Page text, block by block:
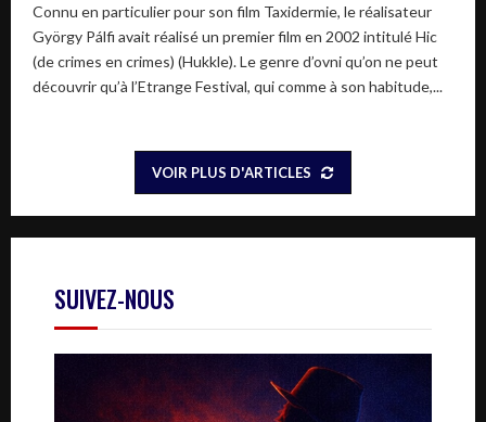
Connu en particulier pour son film Taxidermie, le réalisateur
György Pálfi avait réalisé un premier film en 2002 intitulé Hic
(de crimes en crimes) (Hukkle). Le genre d’ovni qu’on ne peut
découvrir qu’à l’Etrange Festival, qui comme à son habitude,...
VOIR PLUS D'ARTICLES
SUIVEZ-NOUS